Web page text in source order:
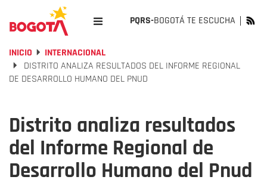
PQRS-BOGOTÁ TE ESCUCHA
INICIO
INTERNACIONAL
DISTRITO ANALIZA RESULTADOS DEL INFORME REGIONAL
DE DESARROLLO HUMANO DEL PNUD
Distrito analiza resultados
del Informe Regional de
Desarrollo Humano del Pnud